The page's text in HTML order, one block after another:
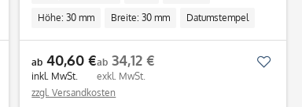
Merken
Höhe: 30 mm Breite: 30 mm Datumstempel
Individuell
ab 40,60 €
inkl. MwSt.
ab 34,12 €
exkl. MwSt.
zzgl. Versandkosten